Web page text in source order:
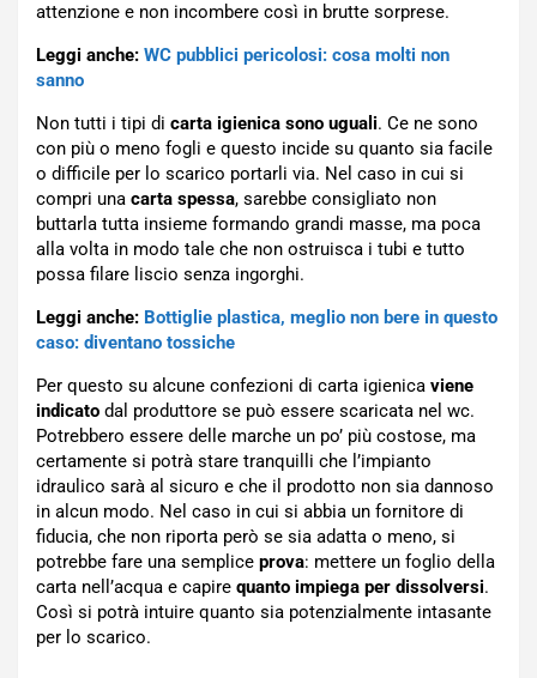
attenzione e non incombere così in brutte sorprese.
Leggi anche: WC pubblici pericolosi: cosa molti non
sanno
Non tutti i tipi di carta igienica sono uguali. Ce ne sono
con più o meno fogli e questo incide su quanto sia facile
o difficile per lo scarico portarli via. Nel caso in cui si
compri una carta spessa, sarebbe consigliato non
buttarla tutta insieme formando grandi masse, ma poca
alla volta in modo tale che non ostruisca i tubi e tutto
possa filare liscio senza ingorghi.
Leggi anche: Bottiglie plastica, meglio non bere in questo
caso: diventano tossiche
Per questo su alcune confezioni di carta igienica viene
indicato dal produttore se può essere scaricata nel wc.
Potrebbero essere delle marche un po’ più costose, ma
certamente si potrà stare tranquilli che l’impianto
idraulico sarà al sicuro e che il prodotto non sia dannoso
in alcun modo. Nel caso in cui si abbia un fornitore di
fiducia, che non riporta però se sia adatta o meno, si
potrebbe fare una semplice prova: mettere un foglio della
carta nell’acqua e capire quanto impiega per dissolversi.
Così si potrà intuire quanto sia potenzialmente intasante
per lo scarico.